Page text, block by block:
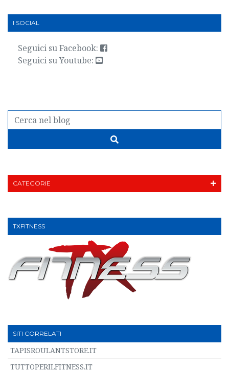
I SOCIAL
Seguici su Facebook:
Seguici su Youtube:
CATEGORIE
TXFITNESS
SITI CORRELATI
TAPISROULANTSTORE.IT
TUTTOPERILFITNESS.IT